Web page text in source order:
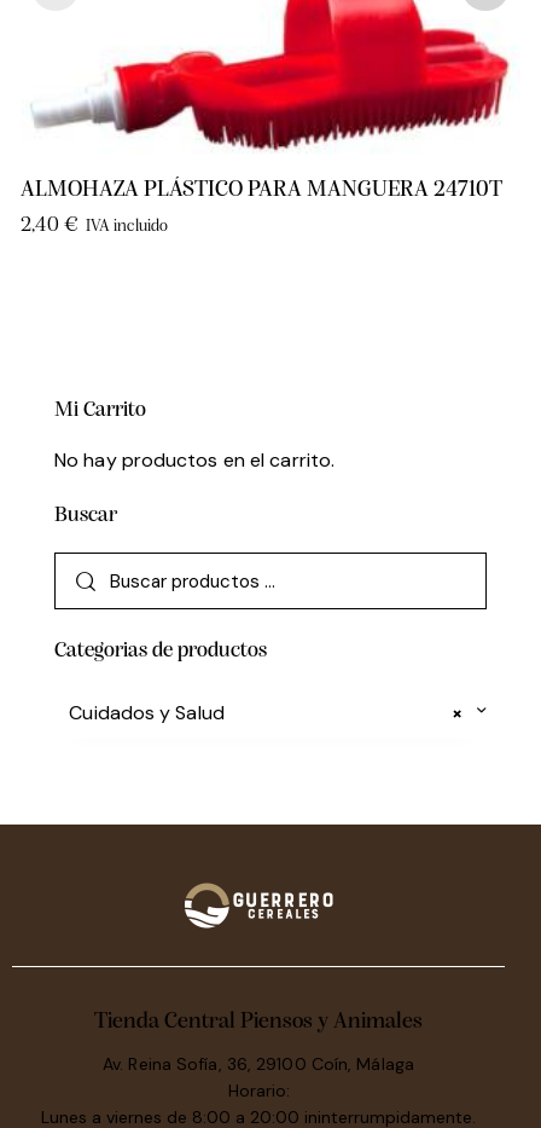
ALMOHAZA PLÁSTICO PARA MANGUERA 24710T
2,40 € IVA incluido
Mi Carrito
No hay productos en el carrito.
Buscar
Categorias de productos
×
Cuidados y Salud
Tienda Central Piensos y Animales
Av. Reina Sofía, 36, 29100 Coín, Málaga
Horario:
Lunes a viernes de 8:00 a 20:00 ininterrumpidamente.